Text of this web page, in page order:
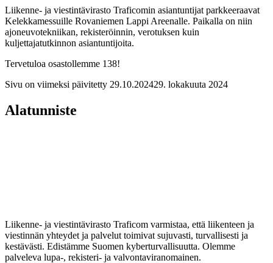
Liikenne- ja viestintävirasto Traficomin asiantuntijat parkkeeraavat
Kelekkamessuille Rovaniemen Lappi Areenalle. Paikalla on niin
ajoneuvotekniikan, rekisteröinnin, verotuksen kuin
kuljettajatutkinnon asiantuntijoita.
Tervetuloa osastollemme 138!
Sivu on viimeksi päivitetty 29.10.202429. lokakuuta 2024
Alatunniste
Liikenne- ja viestintävirasto Traficom varmistaa, että liikenteen ja
viestinnän yhteydet ja palvelut toimivat sujuvasti, turvallisesti ja
kestävästi. Edistämme Suomen kyberturvallisuutta. Olemme
palveleva lupa-, rekisteri- ja valvontaviranomainen.